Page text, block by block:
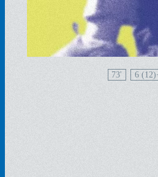
73' 6 (12)